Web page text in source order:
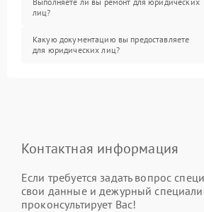
лиц?
Какую документацию вы предоставляете
для юридических лиц?
Контактная информация
Если требуется задать вопрос
свои данные и дежурный
проконсультирует Вас!